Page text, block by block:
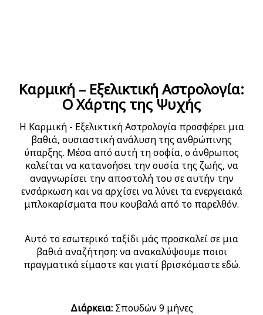
Καρμική – Εξελικτική Αστρολογία:
Ο Χάρτης της Ψυχής
Η Καρμική - Εξελικτική Αστρολογία προσφέρει μια
βαθιά, ουσιαστική ανάλυση της ανθρώπινης
ύπαρξης. Μέσα από αυτή τη σοφία, ο άνθρωπος
καλείται να κατανοήσει την ουσία της ζωής, να
αναγνωρίσει την αποστολή του σε αυτήν την
ενσάρκωση και να αρχίσει να λύνει τα ενεργειακά
μπλοκαρίσματα που κουβαλά από το παρελθόν.
Αυτό το εσωτερικό ταξίδι μάς προσκαλεί σε μια
βαθιά αναζήτηση: να ανακαλύψουμε ποιοι
πραγματικά είμαστε και γιατί βρισκόμαστε εδώ.
Διάρκεια:Σπουδών 9 μήνες